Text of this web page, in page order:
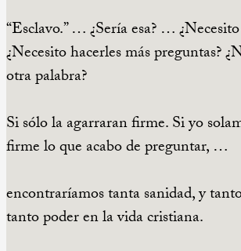
“Esclavo.” … ¿Sería esa? …
¿Necesito hacerles más preguntas?
otra palabra?
Si sólo la agarraran firme. Si yo
firme lo que acabo de preguntar, …
encontraríamos tanta sanidad, y
tanto poder en la vida cristiana.